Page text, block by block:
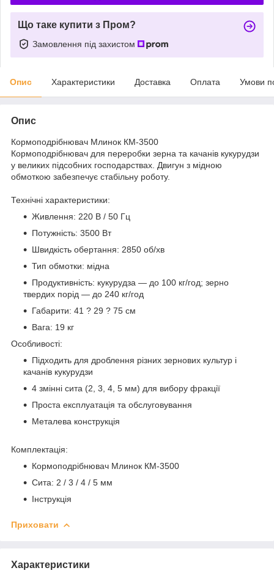
Що таке купити з Пром?
Замовлення під захистом
Опис Характеристики Доставка Оплата Умови
Опис
Кормоподрібнювач Млинок КМ-3500
Кормоподрібнювач для переробки зерна та качанів кукурудзи
у великих підсобних господарствах. Двигун з мідною
обмоткою забезпечує стабільну роботу.
Технічні характеристики:
Живлення: 220 В / 50 Гц
Потужність: 3500 Вт
Швидкість обертання: 2850 об/хв
Тип обмотки: мідна
Продуктивність: кукурудза — до 100 кг/год; зерно
твердих порід — до 240 кг/год
Габарити: 41 ? 29 ? 75 см
Вага: 19 кг
Особливості:
Підходить для дроблення різних зернових культур і
качанів кукурудзи
4 змінні сита (2, 3, 4, 5 мм) для вибору фракції
Проста експлуатація та обслуговування
Металева конструкція
Комплектація:
Кормоподрібнювач Млинок КМ-3500
Сита: 2 / 3 / 4 / 5 мм
Інструкція
Приховати
Характеристики